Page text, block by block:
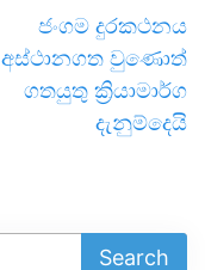
ජංගම දුරකථනය
අස්ථානගත වුණොත්
ගතයුතු ක්‍රියාමාර්ග
දැනුම්දෙයි